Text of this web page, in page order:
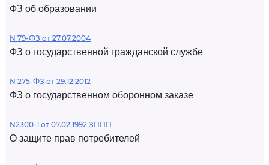
ФЗ об образовании
N 79-ФЗ от 27.07.2004
ФЗ о государственной гражданской службе
N 275-ФЗ от 29.12.2012
ФЗ о государственном оборонном заказе
N2300-1 от 07.02.1992 ЗППП
О защите прав потребителей